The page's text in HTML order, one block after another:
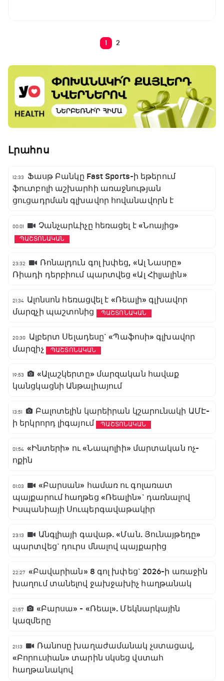
1 2
Լրահոս
12:33
Ֆասթ Բանկը Fast Sports-ի եթերում
ֆուտբոլի աշխարհի առաջնության
ցուցադրման գլխավոր հովանավորն է
00:01 Չանչարևիչը հեռացել է «Նոայից»
ՊԱՇՏՈՆԱԿԱՆ
23:32
Ռոնալդուն գոլ խփեց, «Ալ Նասրը»
Ռիադի դերբիում պարտվեց «Ալ Հիլյալին»
21:34 Ալոնսոն հեռացվել է «Ռեալի» գլխավոր
մարզչի պաշտոնից
ՊԱՇՏՈՆԱԿԱՆ
20:30
Ալբերտ Սելադեսը` «Պաֆոսի» գլխավոր
մարզիչ
ՊԱՇՏՈՆԱԿԱՆ
19:53
«Ալաշկերտը» մարզական հավաք
կանցկացնի Անթալիայում
13:51
Բալոտելին կարեիրան կշարունակի ԱՄԷ-
ի երկրորդ լիգայում
ՊԱՇՏՈՆԱԿԱՆ
01:54 «Ինտերի» ու «Նապոլիի» մարտական ոչ-
ոքին
01:03
«Բարսան» համառ ու գոլառատ
պայքարում հաղթեց «Ռեալին»` դառնալով
Իսպանիայի Սուպերգավաթակիր
23:13
Անգլիայի գավաթ. «Ման. Յունայթեդը»
պարտվեց` դուրս մնալով պայքարից
22:27 «Բավարիան» 8 գոլ խփեց` 2026-ի առաջին
խաղում տանելով ջախջախիչ հաղթանակ
21:57
«Բարսա» - «Ռեալ». Մեկնարկային
կազմերը
21:13
Ռանոսը խաղաժամանակ չստացավ,
«Բորուսիան» տարին սկսեց վստահ
հաղթանակով